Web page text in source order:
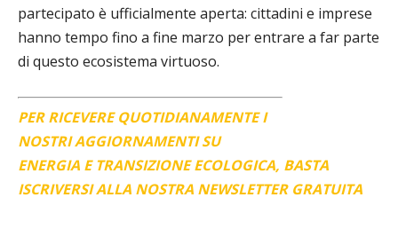
partecipato è ufficialmente aperta: cittadini e imprese
hanno tempo fino a fine marzo per entrare a far parte
di questo ecosistema virtuoso.
PER RICEVERE QUOTIDIANAMENTE I
NOSTRI AGGIORNAMENTI SU
ENERGIA E TRANSIZIONE ECOLOGICA, BASTA
ISCRIVERSI ALLA NOSTRA NEWSLETTER GRATUITA